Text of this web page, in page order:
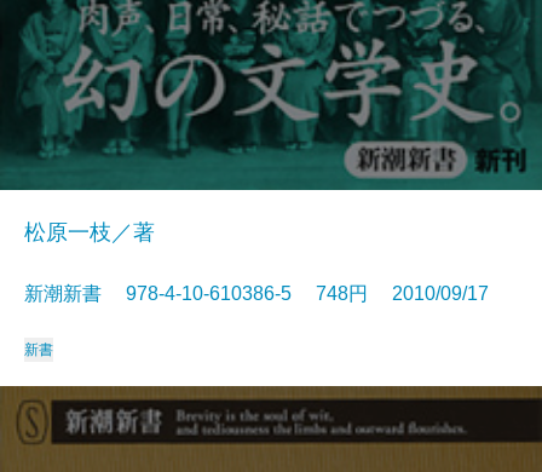
松原一枝／著
新潮新書 978-4-10-610386-5 748円 2010/09/17
新書